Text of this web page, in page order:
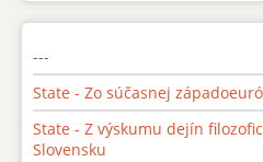
---
State - Zo súčasnej
State - Z výskumu dejín
Slovensku